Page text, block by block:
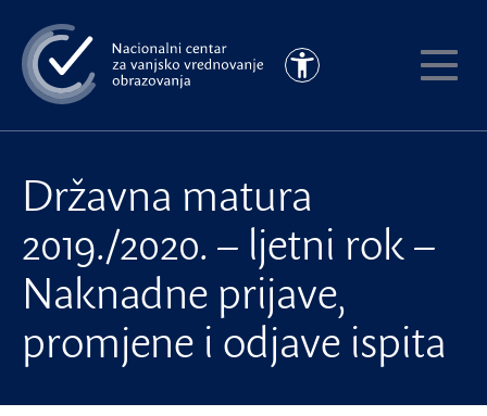
na
glavni
sadržaj
Pristupačnost
Državna matura
2019./2020. – ljetni rok –
Naknadne prijave,
promjene i odjave ispita